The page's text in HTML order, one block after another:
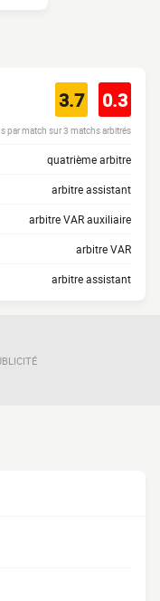
3.7 0.3
par match sur 3 matchs arbitrés
quatrième arbitre
arbitre assistant
arbitre VAR auxiliaire
arbitre VAR
arbitre assistant